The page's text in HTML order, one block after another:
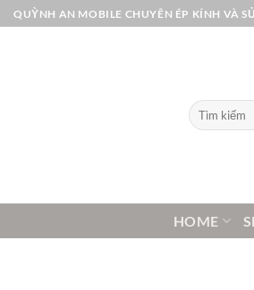
Bỏ
qua
QUỲNH AN MOBILE CHUYÊN ÉP KÍNH VÀ
Tìm
kiếm:
HOME